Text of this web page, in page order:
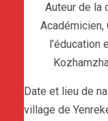
Auteur de la
Académicien,
l’éducation
Date et lieu de
village de